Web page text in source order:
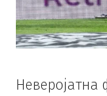
Неверојатна